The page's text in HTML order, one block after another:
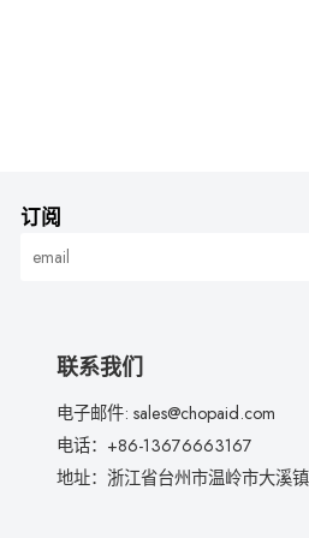
订阅
联系我们
电子邮件: sales@chopaid.com
电话：+86-13676663167
地址：浙江省台州市温岭市大溪